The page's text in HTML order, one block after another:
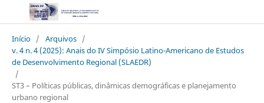
Início / Arquivos /
v. 4 n. 4 (2025): Anais do IV Simpósio Latino-Americano de Estudos
de Desenvolvimento Regional (SLAEDR)
/
ST3 – Políticas públicas, dinâmicas demográficas e planejamento
urbano regional